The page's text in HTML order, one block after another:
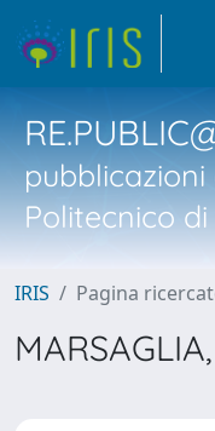
Politecnico
IRIS Pagina